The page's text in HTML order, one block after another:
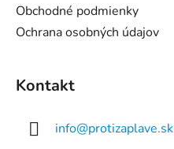
Obchodné podmienky
Ochrana osobných údajov
Kontakt
info@protizaplave.sk